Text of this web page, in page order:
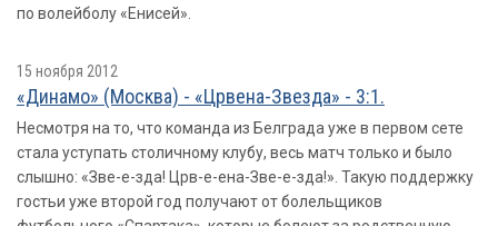
по волейболу «Енисей».
15 ноября 2012
«Динамо» (Москва) - «Црвена-Звезда» - 3:1.
Несмотря на то, что команда из Белграда уже в первом сете
стала уступать столичному клубу, весь матч только и было
слышно: «Зве-е-зда! Црв-е-ена-Зве-е-зда!». Такую поддержку
гостьи уже второй год получают от болельщиков